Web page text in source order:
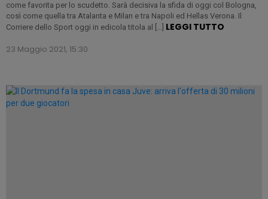
come favorita per lo scudetto. Sarà decisiva la sfida di oggi col Bologna,
così come quella tra Atalanta e Milan e tra Napoli ed Hellas Verona. Il
Corriere dello Sport oggi in edicola titola al […] LEGGI TUTTO
23 Maggio 2021, 15:30